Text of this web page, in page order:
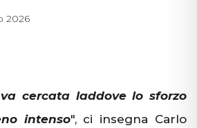
2026
cercata laddove lo sforzo
intenso", ci insegna Carlo